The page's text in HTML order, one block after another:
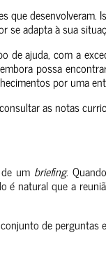
adapta à sua
ajuda, com a
possa
por uma
as notas
um briefing.
natural que a
de